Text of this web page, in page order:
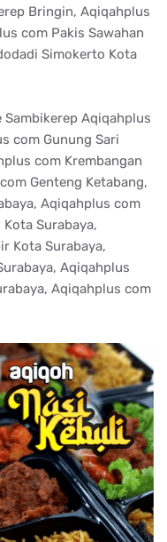
Bringin, Aqiqahplus
com Pakis Sawahan
Simokerto Kota
Sambikerep Aqiqahplus
com Gunung Sari
com Krembangan
Genteng Ketabang,
Aqiqahplus com
Surabaya,
Kota Surabaya,
Aqiqahplus
Aqiqahplus com